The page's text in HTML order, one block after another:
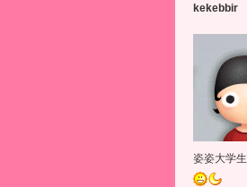
kekebbir
姿姿大学生